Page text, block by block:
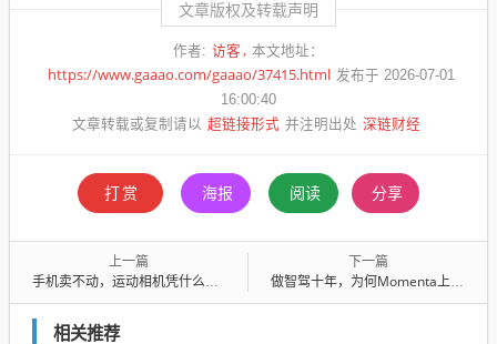
文章版权及转载声明
作者: 访客 本文地址：
https://www.gaaao.com/gaaao/37415.html 发布于 2026-07-01
16:00:40
文章转载或复制请以 超链接形式 并注明出处 深链财经
打赏 海报 阅读 分享
上一篇
手机卖不动，运动相机凭什么逆势上涨？
下一篇
做智驾十年，为何Momenta上市换锚？
相关推荐